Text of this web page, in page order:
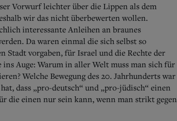
Vorwurf leichter über die Lippen als dem
wir das nicht überbewerten wollen.
interessante Anleihen an braunes
Da waren einmal die sich selbst so
Stadt vorgaben, für Israel und die Rechte der
ins Auge: Warum in aller Welt muss man sich für
Welche Bewegung des 20. Jahrhunderts war
dass „pro-deutsch“ und „pro-jüdisch“ einen
die einen nur sein kann, wenn man strikt gegen